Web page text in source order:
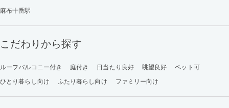
麻布十番駅
こだわりから探す
ルーフバルコニー付き 庭付き 日当たり良好 眺望良好
ペット可
ひとり暮らし向け
ふたり暮らし向け ファミリー向け